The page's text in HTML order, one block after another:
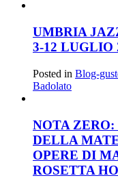
UMBRIA
3-12 LUGLIO
Posted in Blog-
Badolato
NOTA ZERO:
DELLA
OPERE DI
ROSETTA